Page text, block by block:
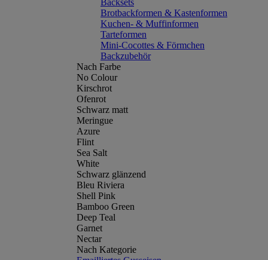
Backsets
Brotbackformen & Kastenformen
Kuchen- & Muffinformen
Tarteformen
Mini-Cocottes & Förmchen
Backzubehör
Nach Farbe
No Colour
Kirschrot
Ofenrot
Schwarz matt
Meringue
Azure
Flint
Sea Salt
White
Schwarz glänzend
Bleu Riviera
Shell Pink
Bamboo Green
Deep Teal
Garnet
Nectar
Nach Kategorie